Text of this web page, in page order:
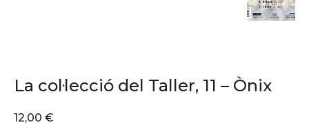
La col·lecció del Taller, 11 – Ònix
12,00 €